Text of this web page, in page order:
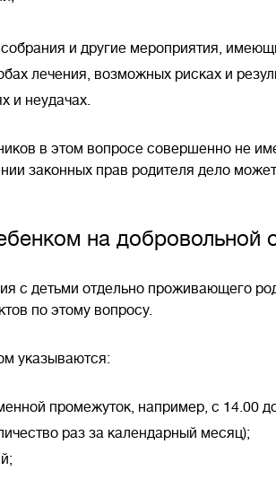
и другие мероприятия,
лечения, возможных рисках и
и неудачах.
в этом вопросе совершенно не
законных прав родителя дело
на добровольной
с детьми отдельно проживающего
по этому вопросу.
указываются:
промежуток, например, с 14.00
раз за календарный месяц);